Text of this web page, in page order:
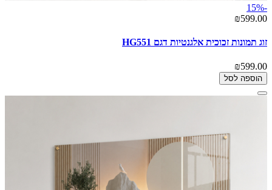
-15%
₪599.00
זוג תמונות זכוכית אלגנטיות דגם HG551
₪599.00
הוספה לסל